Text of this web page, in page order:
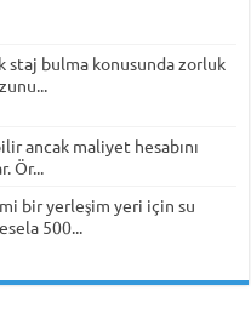
staj bulma konusunda zorluk
ancak maliyet hesabını
Ör...
bir yerleşim yeri için su
500...